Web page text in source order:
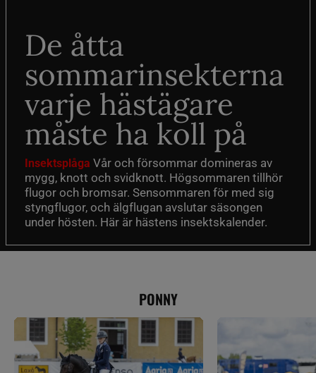
De åtta
sommarinsekterna
varje hästägare
måste ha koll på
Insektsplåga Vår och försommar domineras av
mygg, knott och svidknott. Högsommaren tillhör
flugor och bromsar. Sensommaren för med sig
styngflugor, och älgflugan avslutar säsongen
under hösten. Här är hästens insektskalender.
PONNY